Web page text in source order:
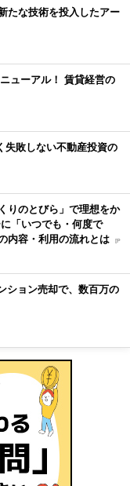
たな技術を投入したアー
ューアル！ 賃貸経営の
失敗しない不動産投資の
りのとびら」で理想をか
「いつでも・何度で
内容・利用の流れとは [P
ション売却で、数百万の